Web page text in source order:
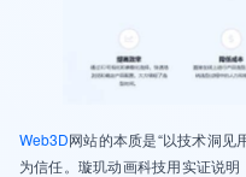
Web3D网站的本质是“以技术洞
为信任。璇玑动画科技用实证说